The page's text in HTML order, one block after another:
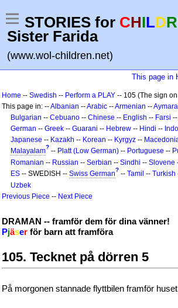
STORIES for CHILDR
Sister Farida
(www.wol-children.net)
This page in
Home -- Swedish -- Perform a PLAY -- 105 (The sign
This page in: --Albanian --Arabic --Armenian --Aymara
Bulgarian -- Cebuano -- Chinese -- English -- Farsi --
German -- Greek -- Guarani -- Hebrew -- Hindi --
Japanese -- Kazakh -- Korean -- Kyrgyz --
Malayalam? -- Platt (Low German) -- Portuguese --
Romanian -- Russian -- Serbian -- Sindhi -- Slovene
ES -- SWEDISH -- Swiss German? -- Tamil -- Turkish
Uzbek
Previous Piece -- Next Piece
DRAMAN -- framför dem för dina vänner!
Pjäser för barn att framföra
105. Tecknet på dörren 5
På morgonen stannade flyttbilen framför